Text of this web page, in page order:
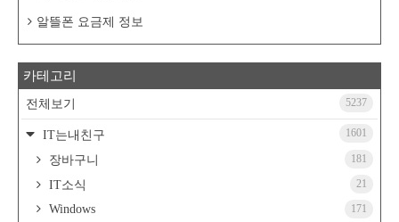
알뜰폰 요금제 정보
카테고리
전체보기 5237
IT는내친구 1601
장바구니 181
IT소식 21
Windows 171